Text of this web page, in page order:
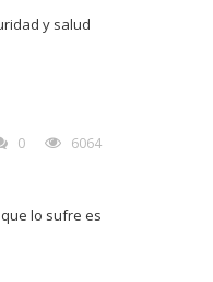
y salud
0 6064
lo sufre es